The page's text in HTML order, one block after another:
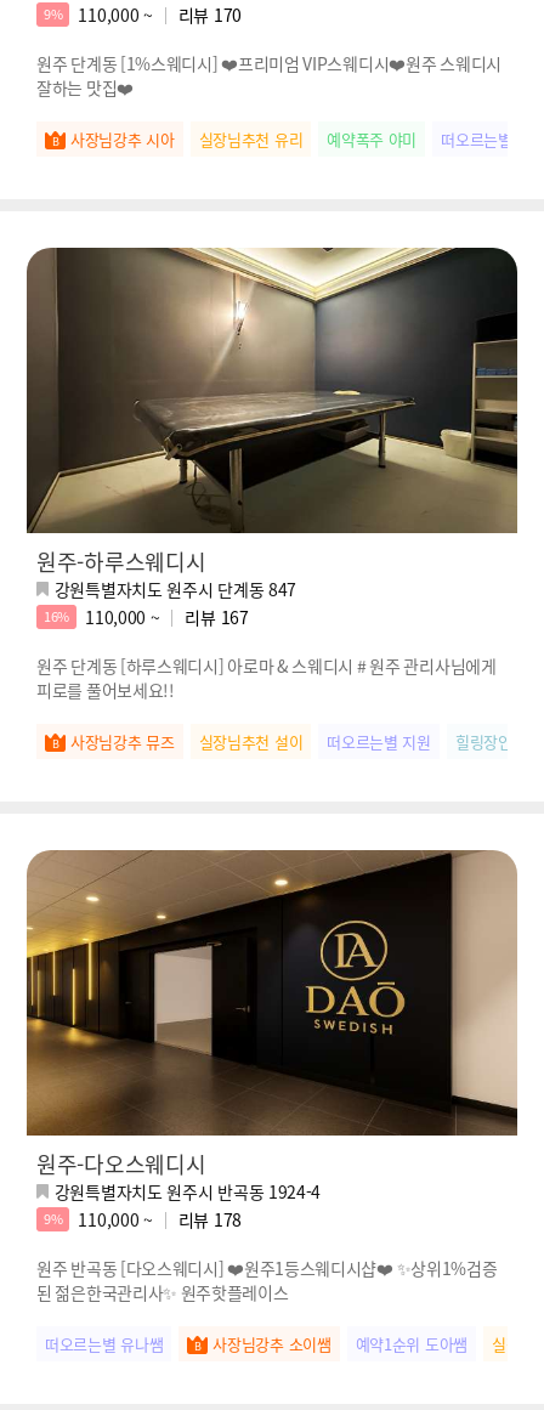
9% 110,000 ~ 리뷰 170
원주 단계동 [1%스웨디시] ❤️프리미엄 VIP스웨디시❤️원주 스웨디시
잘하는 맛집❤️
사장님강추 시아 실장님추천 유리 예약폭주 야미 떠오르는별 미호
원주-하루스웨디시
강원특별자치도 원주시 단계동 847
16% 110,000 ~ 리뷰 167
원주 단계동 [하루스웨디시] 아로마 & 스웨디시 # 원주 관리사님에게
피로를 풀어보세요!!
사장님강추 뮤즈 실장님추천 설이 떠오르는별 지원 힐링장인 라라
원주-다오스웨디시
강원특별자치도 원주시 반곡동 1924-4
9% 110,000 ~ 리뷰 178
원주 반곡동 [다오스웨디시] ❤️원주1등스웨디시샵❤️ ✨상위1%검증
된 젊은한국관리사✨ 원주핫플레이스
떠오르는별 유나쌤 사장님강추 소이쌤 예약1순위 도아쌤 실장님